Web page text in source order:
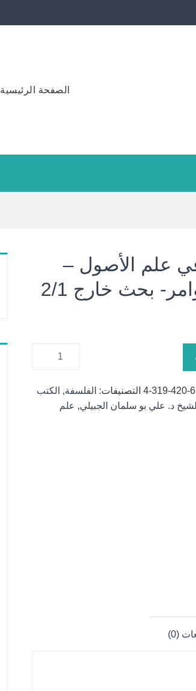
الصفحة الرئيسية
علم الأصول –
بحث خارج 2/1
الأصول -
مبحث
التصنيفات: الفلسفة, الكتب
الشيخ د. علي بو سلمان الجبيلي, علم
(0)